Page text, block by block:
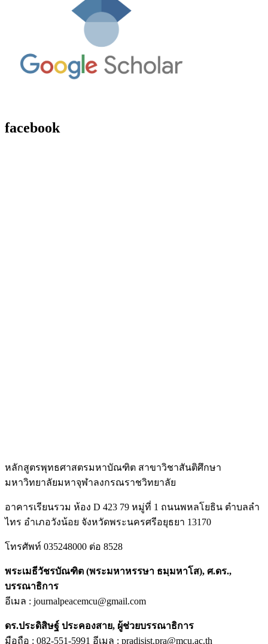
facebook
หลักสูตรพุทธศาสตรมหาบัณฑิต สาขาวิชาสันติศึกษา
มหาวิทยาลัยมหาจุฬาลงกรณราชวิทยาลัย
อาคารเรียนรวม ห้อง D 423 79 หมู่ที่ 1 ถนนพหลโยธิน ตำบลลำ
ไทร อำเภอวังน้อย จังหวัดพระนครศรีอยุธยา 13170
โทรศัพท์ 035248000 ต่อ 8528
พระเมธีวัชรบัณฑิต (พระมหาหรรษา ธมฺมหาโส), ศ.ดร.,
บรรณาธิการ
อีเมล : journalpeacemcu@gmail.com
ดร.ประดิสิษฐ์ ประคองสาย, ผู้ช่วยบรรณาธิการ
มือถือ : 082-551-5991 อีเมล : pradisist.pra@mcu.ac.th